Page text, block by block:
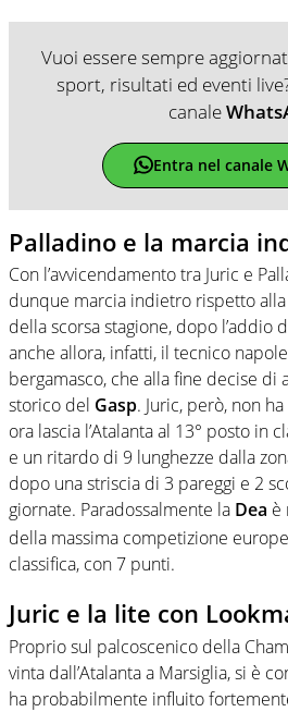
Vuoi essere sempre
sport, risultati ed eventi
canale
Entra nel canale
Palladino e la marcia
Con l’avvicendamento tra Juric e
dunque marcia indietro rispetto
della scorsa stagione, dopo l’addio
anche allora, infatti, il tecnico
bergamasco, che alla fine decise di
storico del Gasp. Juric, però, non
ora lascia l’Atalanta al 13° posto in
e un ritardo di 9 lunghezze dalla
dopo una striscia di 3 pareggi e 2
giornate. Paradossalmente la Dea è
della massima competizione
classifica, con 7 punti.
Juric e la lite con
Proprio sul palcoscenico della
vinta dall’Atalanta a Marsiglia, si è
ha probabilmente influito